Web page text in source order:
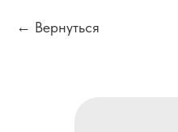
Вернуться